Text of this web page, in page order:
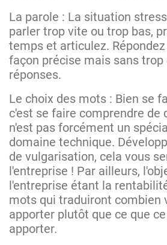
La parole : La situation
parler trop vite ou trop bas,
temps et articulez.
façon précise mais sans trop
réponses.
Le choix des mots : Bien se
c'est se faire comprendre de
n'est pas forcément un
domaine technique.
de vulgarisation, cela vous
l'entreprise ! Par ailleurs,
l'entreprise étant la
mots qui traduiront combien
apporter plutôt que ce que
apporter.